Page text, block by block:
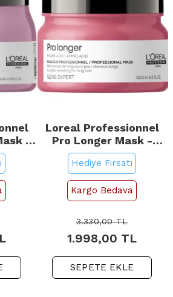
-
Loreal Professionnel
Pro Longer Mask -
Uzun Saç Bakım
Maskesi 500ml
Hediye Fırsatı
Kargo Bedava
3.330,00TL
1.998,00 TL
SEPETE EKLE